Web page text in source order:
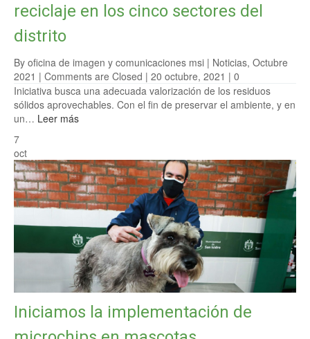
reciclaje en los cinco sectores del
distrito
By oficina de imagen y comunicaciones msi | Noticias, Octubre
2021 | Comments are Closed | 20 octubre, 2021 | 0
Iniciativa busca una adecuada valorización de los residuos
sólidos aprovechables. Con el fin de preservar el ambiente, y en
un… Leer más
7
oct
Iniciamos la implementación de